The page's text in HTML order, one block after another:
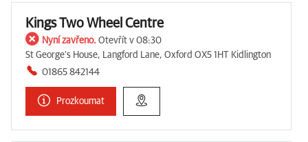
Kings Two Wheel Centre
Nyní zavřeno. Otevřít v 08:30
St George’s House, Langford Lane, Oxford OX5 1HT Kidlington
01865 842144
Prozkoumat